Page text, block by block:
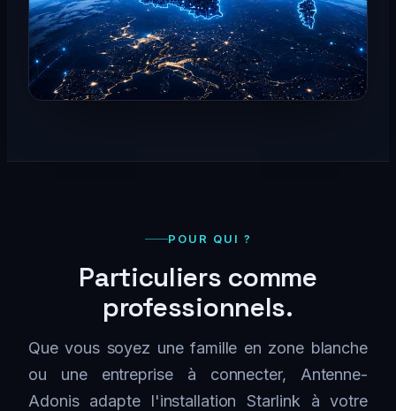
POUR QUI ?
Particuliers comme
professionnels.
Que vous soyez une famille en zone blanche
ou une entreprise à connecter, Antenne-
Adonis adapte l'installation Starlink à votre